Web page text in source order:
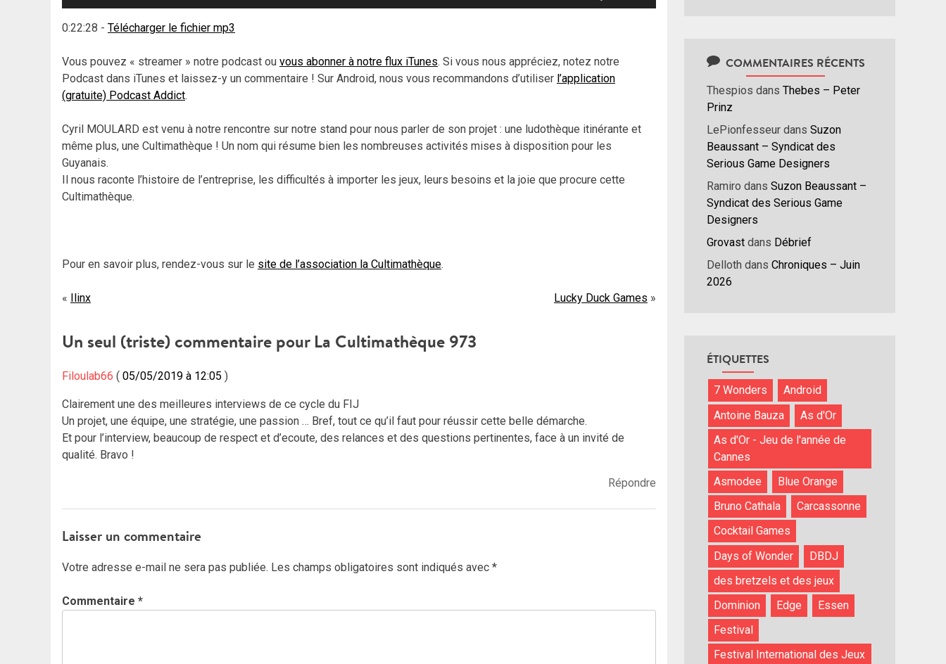
0:22:28 - Télécharger le fichier mp3
Vous pouvez « streamer » notre podcast ou vous abonner à notre flux iTunes. Si vous nous appréciez, notez notre
Podcast dans iTunes et laissez-y un commentaire ! Sur Android, nous vous recommandons d’utiliser l’application
(gratuite) Podcast Addict.
Cyril MOULARD est venu à notre rencontre sur notre stand pour nous parler de son projet : une ludothèque itinérante et
même plus, une Cultimathèque ! Un nom qui résume bien les nombreuses activités mises à disposition pour les
Guyanais.
Il nous raconte l’histoire de l’entreprise, les difficultés à importer les jeux, leurs besoins et la joie que procure cette
Cultimathèque.
Pour en savoir plus, rendez-vous sur le site de l’association la Cultimathèque.
Navigation
l’article
Ilinx Lucky Duck Games
Un seul (triste) commentaire pour La Cultimathèque 973
Filoulab66 05/05/2019 à 12:05
Clairement une des meilleures interviews de ce cycle du FIJ
Un projet, une équipe, une stratégie, une passion … Bref, tout ce qu’il faut pour réussir cette belle démarche.
Et pour l’interview, beaucoup de respect et d’ecoute, des relances et des questions pertinentes, face à un invité de
qualité. Bravo !
Répondre
Laisser un commentaire
Votre adresse e-mail ne sera pas publiée. Les champs obligatoires sont indiqués avec *
Commentaire *
COMMENTAIRES RÉCENTS
Thespios dans Thebes – Peter
Prinz
LePionfesseur dans Suzon
Beaussant – Syndicat des
Serious Game Designers
Ramiro dans Suzon Beaussant –
Syndicat des Serious Game
Designers
Grovast dans Débrief
Delloth dans Chroniques – Juin
2026
ÉTIQUETTES
7 Wonders
Android
Antoine Bauza
As d'Or
As d'Or - Jeu de l'année de
Cannes
Asmodee
Blue Orange
Bruno Cathala
Carcassonne
Cocktail Games
Days of Wonder
DBDJ
des bretzels et des jeux
Dominion
Edge
Essen
Festival
Festival International des Jeux